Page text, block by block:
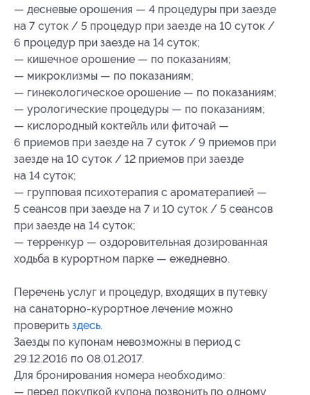
— десневые орошения — 4 процедуры при заезде
на 7 суток / 5 процедур при заезде на 10 суток /
6 процедур при заезде на 14 суток;
— кишечное орошение — по показаниям;
— микроклизмы — по показаниям;
— гинекологическое орошение — по показаниям;
— урологические процедуры — по показаниям;
— кислородный коктейль или фиточай —
6 приемов при заезде на 7 суток / 9 приемов при
заезде на 10 суток / 12 приемов при заезде
на 14 суток;
— групповая психотерапия с ароматерапией —
5 сеансов при заезде на 7 и 10 суток / 5 сеансов
при заезде на 14 суток;
— терренкур — оздоровительная дозированная
ходьба в курортном парке — ежедневно.
Перечень услуг и процедур, входящих в путевку
на санаторно-курортное лечение можно
проверить здесь.
Заезды по купонам невозможны в период с
29.12.2016 по 08.01.2017.
Для бронирования номера необходимо:
— перед покупкой купона позвонить по одному